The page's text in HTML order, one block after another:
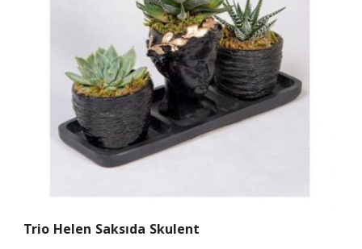
Trio Helen Saksıda Skulent